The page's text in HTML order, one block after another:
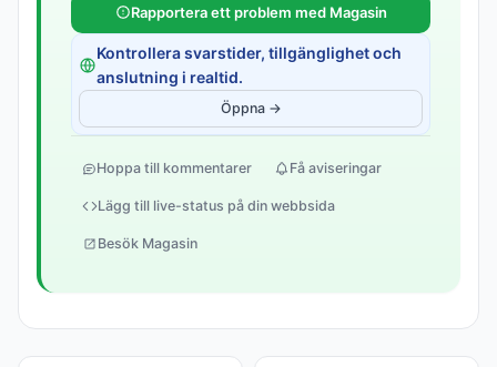
Rapportera ett problem med Magasin
Kontrollera svarstider, tillgänglighet och
anslutning i realtid.
Öppna →
Hoppa till kommentarer Få aviseringar
Lägg till live-status på din webbsida
Besök Magasin